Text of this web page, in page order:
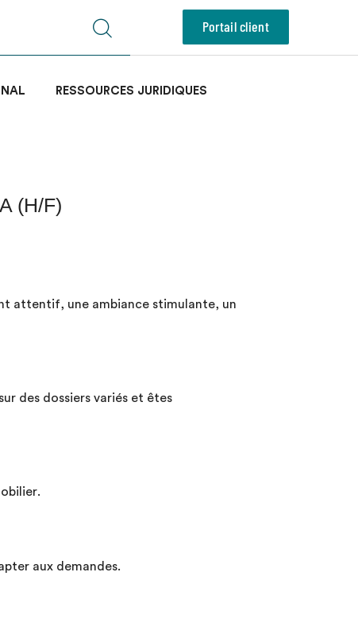
Portail client
RESSOURCES JURIDIQUES
(H/F)
attentif, une ambiance stimulante, un
des dossiers variés et êtes
aux demandes.